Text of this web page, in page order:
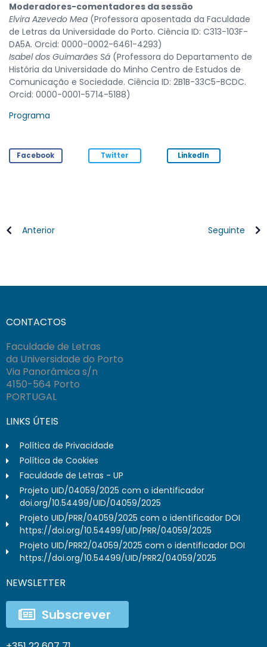
Moderadores-comentadores da sessão
Elvira Azevedo Mea (Professora aposentada da Faculdade
de Letras da Universidade do Porto. Ciência ID: C313-103F-
DA5A. Orcid: 0000-0002-6461-4293)
Isabel dos Guimarães Sá (Professora do Departamento de
História da Universidade do Minho Centro de Estudos de
Comunicação e Sociedade. Ciência ID: 2B1B-33C5-BCDC.
Orcid: 0000-0001-5714-5188)
Programa
Facebook Twitter LinkedIn
Anterior Seguinte
CONTACTOS
Faculdade de Letras
da Universidade do Porto
Via Panorâmica s/n
4150-564 Porto
PORTUGAL
LINKS ÚTEIS
Política de Privacidade
Política de Cookies
Faculdade de Letras - UP
Projeto UID/04059/2025 com o identificador
doi.org/10.54499/UID/04059/2025
Projeto UID/PRR/04059/2025 com o identificador DOI
https://doi.org/10.54499/UID/PRR/04059/2025
Projeto UID/PRR2/04059/2025 com o identificador DOI
https://doi.org/10.54499/UID/PRR2/04059/2025
NEWSLETTER
Subscrever